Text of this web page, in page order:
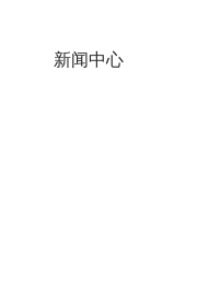
新闻中心